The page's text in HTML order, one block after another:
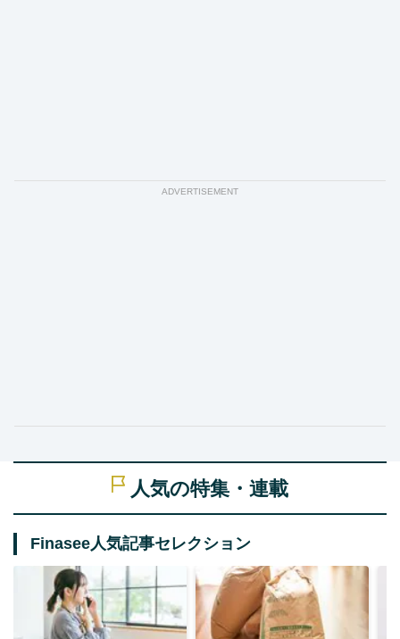
ADVERTISEMENT
人気の特集・連載
Finasee人気記事セレクション